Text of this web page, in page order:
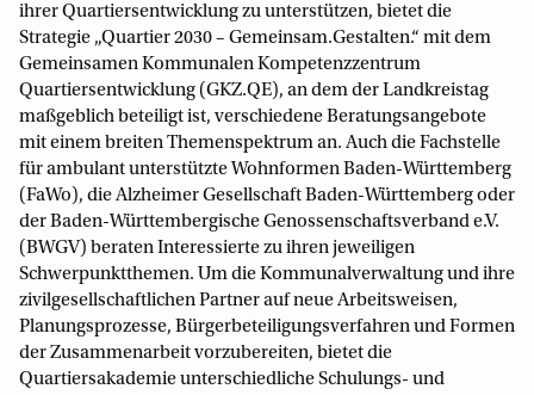
ihrer Quartiersentwicklung zu unterstützen, bietet die
Strategie „Quartier 2030 – Gemeinsam.Gestalten.“ mit dem
Gemeinsamen Kommunalen Kompetenzzentrum
Quartiersentwicklung (GKZ.QE), an dem der Landkreistag
maßgeblich beteiligt ist, verschiedene Beratungsangebote
mit einem breiten Themenspektrum an. Auch die Fachstelle
für ambulant unterstützte Wohnformen Baden-Württemberg
(FaWo), die Alzheimer Gesellschaft Baden-Württemberg oder
der Baden-Württembergische Genossenschaftsverband e.V.
(BWGV) beraten Interessierte zu ihren jeweiligen
Schwerpunktthemen. Um die Kommunalverwaltung und ihre
zivilgesellschaftlichen Partner auf neue Arbeitsweisen,
Planungsprozesse, Bürgerbeteiligungsverfahren und Formen
der Zusammenarbeit vorzubereiten, bietet die
Quartiersakademie unterschiedliche Schulungs- und